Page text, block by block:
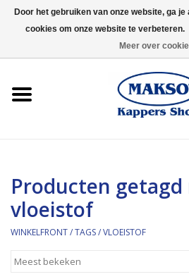
Kaaral
360
Merken
Producten
vloeistof
WINKELFRONT/TAGS/VLOEISTOF
Door het gebruiken van onze website, ga
cookies om onze website te verbeteren.
Meer over